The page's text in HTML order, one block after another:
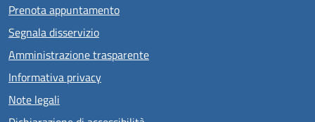
Prenota appuntamento
Segnala disservizio
Amministrazione trasparente
Informativa privacy
Note legali